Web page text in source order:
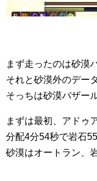
まず走ったのは砂漠
それと砂漠外のデー
そっちは砂漠バザー
まずは最初、アドゥ
分配4分54秒で岩石55
砂漠はオートラン、